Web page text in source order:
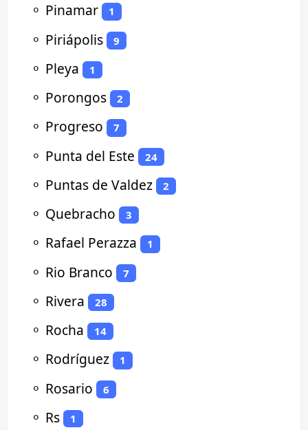
⚬ Pinamar 1
⚬ Piriápolis 9
⚬ Pleya 1
⚬ Porongos 2
⚬ Progreso 7
⚬ Punta del Este 24
⚬ Puntas de Valdez 2
⚬ Quebracho 3
⚬ Rafael Perazza 1
⚬ Rio Branco 7
⚬ Rivera 28
⚬ Rocha 14
⚬ Rodríguez 1
⚬ Rosario 6
⚬ Rs 1